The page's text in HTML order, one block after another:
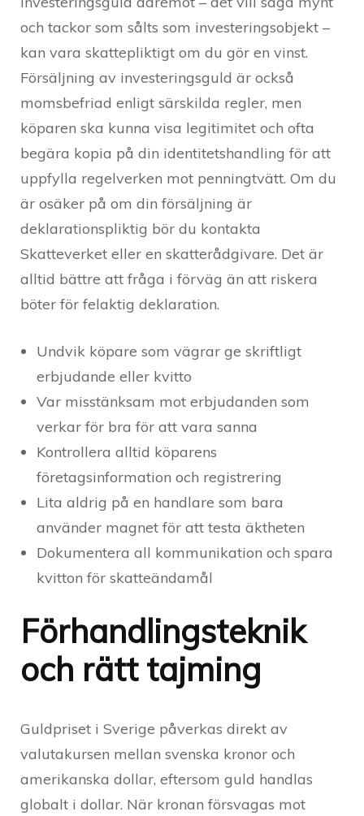
och tackor som sålts som investeringsobjekt –
kan vara skattepliktigt om du gör en vinst.
Försäljning av investeringsguld är också
momsbefriad enligt särskilda regler, men
köparen ska kunna visa legitimitet och ofta
begära kopia på din identitetshandling för att
uppfylla regelverken mot penningtvätt. Om du
är osäker på om din försäljning är
deklarationspliktig bör du kontakta
Skatteverket eller en skatterådgivare. Det är
alltid bättre att fråga i förväg än att riskera
böter för felaktig deklaration.
Undvik köpare som vägrar ge skriftligt
erbjudande eller kvitto
Var misstänksam mot erbjudanden som
verkar för bra för att vara sanna
Kontrollera alltid köparens
företagsinformation och registrering
Lita aldrig på en handlare som bara
använder magnet för att testa äktheten
Dokumentera all kommunikation och spara
kvitton för skatteändamål
Förhandlingsteknik
och rätt tajming
Guldpriset i Sverige påverkas direkt av
valutakursen mellan svenska kronor och
amerikanska dollar, eftersom guld handlas
globalt i dollar. När kronan försvagas mot